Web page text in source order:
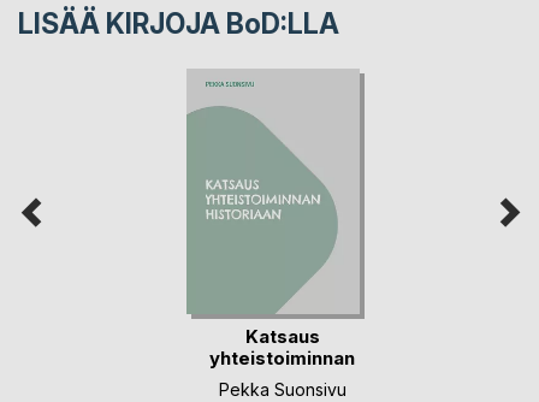
LISÄÄ KIRJOJA BoD:LLA
Katsaus
yhteistoiminnan
historiaan
Pekka Suonsivu